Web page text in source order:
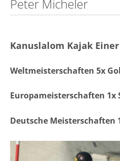
Peter Micheler
Kanuslalom Kajak
Weltmeisterschaften 5x
Europameisterschaften 1x
Deutsche Meisterschaften